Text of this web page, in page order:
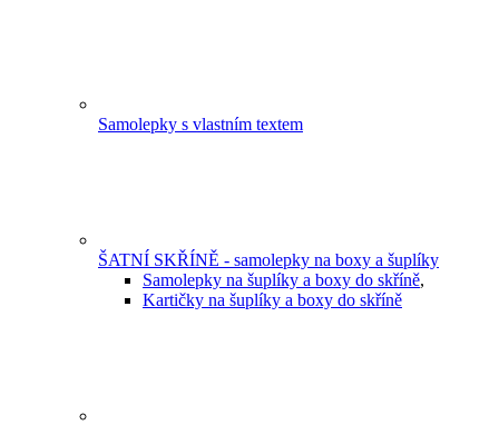
Samolepky s vlastním textem
ŠATNÍ SKŘÍNĚ - samolepky na boxy a šuplíky
Samolepky na šuplíky a boxy do skříně,
Kartičky na šuplíky a boxy do skříně